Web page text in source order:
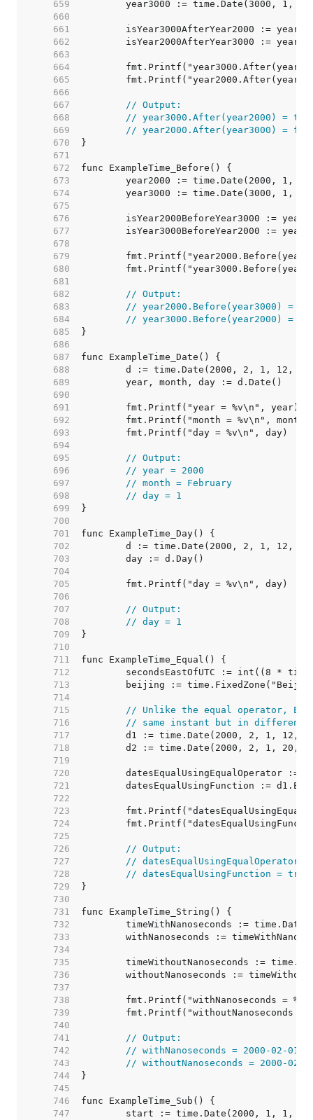
   659
   660
   661
isYear3000AfterYear2000 :=
   662
isYear2000AfterYear3000 :=
   663
   664
   665
   666
   667
// Output:
   668
// year3000.After(year2000) =
   669
// year2000.After(year3000) =
   670
   671
   672
   673
   674
   675
   676
isYear2000BeforeYear3000 :=
   677
isYear3000BeforeYear2000 :=
   678
   679
   680
   681
   682
// Output:
   683
// year2000.Before(year3000) =
   684
// year3000.Before(year2000) =
   685
   686
   687
   688
   689
   690
   691
   692
   693
   694
   695
// Output:
   696
// year = 2000
   697
// month = February
   698
// day = 1
   699
   700
   701
   702
   703
   704
   705
   706
   707
// Output:
   708
// day = 1
   709
   710
   711
   712
   713
   714
   715
// Unlike the equal operator,
   716
// same instant but in different
   717
   718
   719
   720
   721
   722
   723
   724
   725
   726
// Output:
   727
// datesEqualUsingEqualOperator
   728
// datesEqualUsingFunction = true
   729
   730
   731
   732
   733
   734
   735
   736
   737
   738
   739
   740
   741
// Output:
   742
// withNanoseconds = 2000-02-01
   743
// withoutNanoseconds = 2000-02-
   744
   745
   746
   747